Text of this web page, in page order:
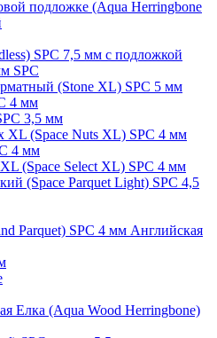
подложке (Aqua Herringbone
SPC 7,5 мм с подложкой
SPC
(Stone XL) SPC 5 мм
4 мм
3,5 мм
XL (Space Nuts XL) SPC 4 мм
4 мм
(Space Select XL) SPC 4 мм
(Space Parquet Light) SPC 4,5
Parquet) SPC 4 мм Английская
Елка (Aqua Wood Herringbone)